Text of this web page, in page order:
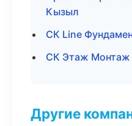
Кызыл
СК Line
СК Этаж Монтаж
Другие